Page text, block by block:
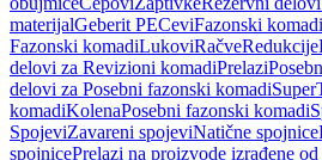
materijalGeberit PECeviFazonski komadi
Fazonski komadiLukoviRačveRedukcije
delovi za Revizioni komadiPrelazi
delovi za Posebni fazonski komadi
komadiKolenaPosebni fazonski komadi
SpojeviZavareni spojeviNatične spojnice
spojnicePrelazi na proizvode izrađene